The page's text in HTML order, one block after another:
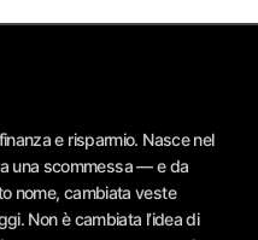
e risparmio. Nasce nel
una scommessa — e da
nome, cambiata veste
Non è cambiata l’idea di